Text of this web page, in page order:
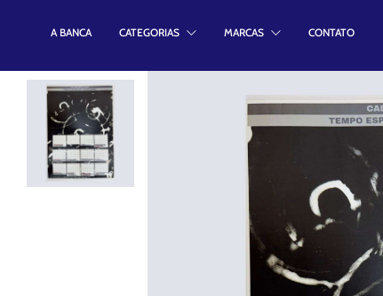
A BANCA CATEGORIAS MARCAS CONTATO